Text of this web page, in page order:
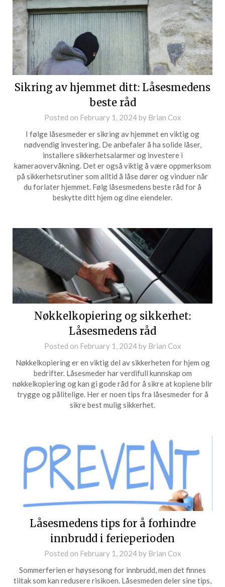
Sikring av hjemmet ditt: Låsesmedens
beste råd
Posted on February 1, 2024by Brian Cox
I følge låsesmeder er sikring av hjemmet en viktig og
nødvendig investering. De anbefaler å ha solide låser,
installere sikkerhetsalarmer og investere i
kameraovervåkning. Det er også viktig å være oppmerksom
på sikkerhetsrutiner som alltid å låse dører og vinduer når
du forlater hjemmet. Følg låsesmedens beste råd for å
beskytte ditt hjem og dine eiendeler.
Nøkkelkopiering og sikkerhet:
Låsesmedens råd
Posted on February 1, 2024by Brian Cox
Nøkkelkopiering er en viktig del av sikkerheten for hjem og
bedrifter. Låsesmeder har verdifull kunnskap om
nøkkelkopiering og kan gi gode råd for å sikre at kopiene blir
trygge og pålitelige. Her er noen tips fra låsesmeder for å
sikre best mulig sikkerhet.
Låsesmedens tips for å forhindre
innbrudd i ferieperioden
Posted on February 1, 2024by Brian Cox
Sommerferien er høysesong for innbrudd, men det finnes
tiltak som kan redusere risikoen. Låsesmeden deler sine tips,